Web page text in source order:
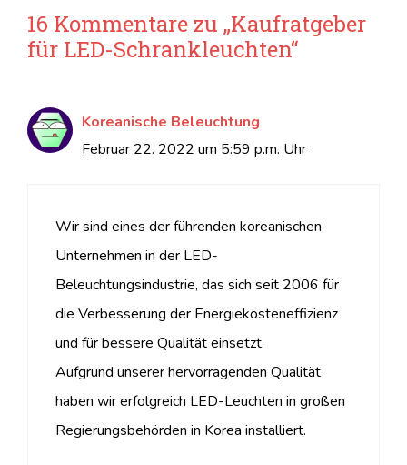
16 Kommentare zu „Kaufratgeber
für LED-Schrankleuchten“
Koreanische Beleuchtung
Februar 22. 2022 um 5:59 p.m. Uhr
Wir sind eines der führenden koreanischen
Unternehmen in der LED-
Beleuchtungsindustrie, das sich seit 2006 für
die Verbesserung der Energiekosteneffizienz
und für bessere Qualität einsetzt.
Aufgrund unserer hervorragenden Qualität
haben wir erfolgreich LED-Leuchten in großen
Regierungsbehörden in Korea installiert.